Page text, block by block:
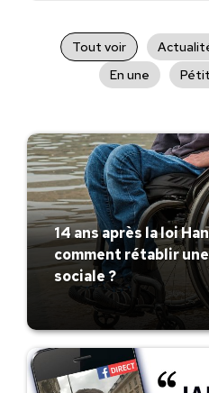
Tout voir
En une
14 ans après la loi
comment rétablir
sociale ?